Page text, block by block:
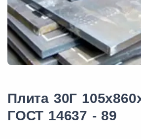
Плита 30Г
ГОСТ 14637 - 89